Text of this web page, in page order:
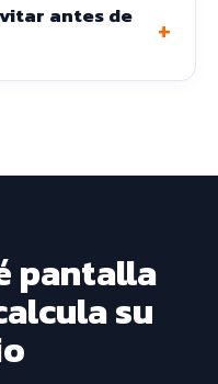
antes de
+
pantalla
su